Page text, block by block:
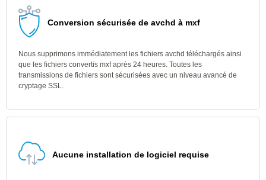
Conversion sécurisée de avchd à mxf
Nous supprimons immédiatement les fichiers avchd téléchargés ainsi
que les fichiers convertis mxf après 24 heures. Toutes les
transmissions de fichiers sont sécurisées avec un niveau avancé de
cryptage SSL.
Aucune installation de logiciel requise